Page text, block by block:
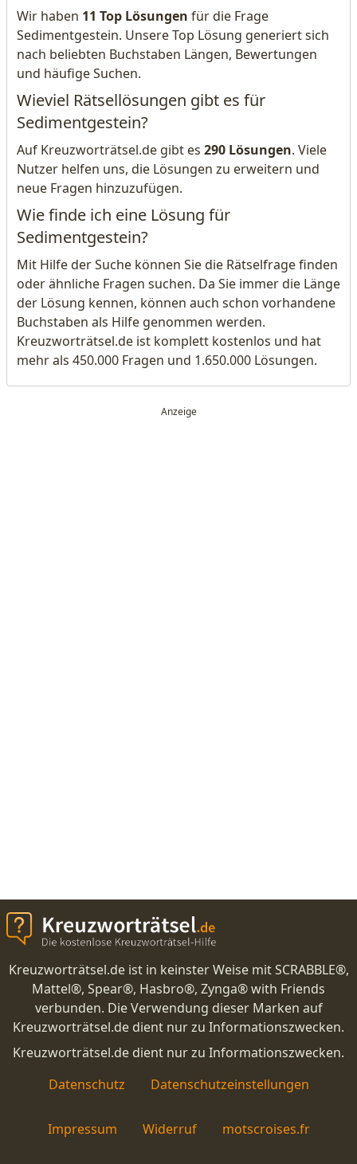
Wir haben 11 Top Lösungen für die Frage
Sedimentgestein. Unsere Top Lösung generiert sich
nach beliebten Buchstaben Längen, Bewertungen
und häufige Suchen.
Wieviel Rätsellösungen gibt es für
Sedimentgestein?
Auf Kreuzworträtsel.de gibt es 290 Lösungen. Viele
Nutzer helfen uns, die Lösungen zu erweitern und
neue Fragen hinzuzufügen.
Wie finde ich eine Lösung für
Sedimentgestein?
Mit Hilfe der Suche können Sie die Rätselfrage finden
oder ähnliche Fragen suchen. Da Sie immer die Länge
der Lösung kennen, können auch schon vorhandene
Buchstaben als Hilfe genommen werden.
Kreuzworträtsel.de ist komplett kostenlos und hat
mehr als 450.000 Fragen und 1.650.000 Lösungen.
Kreuzworträtsel.de ist in keinster Weise mit SCRABBLE®,
Mattel®, Spear®, Hasbro®, Zynga® with Friends
verbunden. Die Verwendung dieser Marken auf
Kreuzworträtsel.de dient nur zu Informationszwecken.
Kreuzworträtsel.de dient nur zu Informationszwecken.
Datenschutz
Datenschutzeinstellungen
Impressum Widerruf motscroises.fr